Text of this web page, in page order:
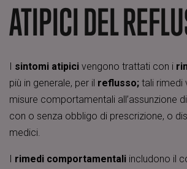
ATIPICI DEL
sintomi atipici vengono trattati con i
più in generale, per il reflusso; tali rimedi
misure comportamentali all’assunzione
con o senza obbligo di prescrizione, o
medici.
rimedi comportamentali includono il